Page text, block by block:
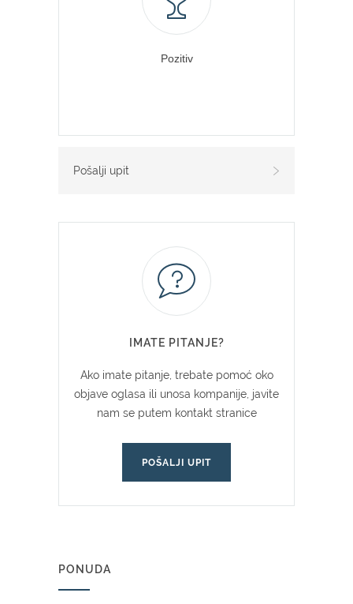
Pozitiv
Pošalji upit
IMATE PITANJE?
Ako imate pitanje, trebate pomoć oko
objave oglasa ili unosa kompanije, javite
nam se putem kontakt stranice
POŠALJI UPIT
PONUDA